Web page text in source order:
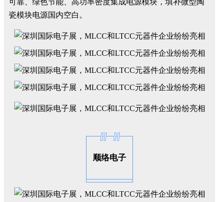
可靠、绿色节能、高功率密度集成电源模块，填补微型陶
瓷模块电源国内空白。
顺络电子